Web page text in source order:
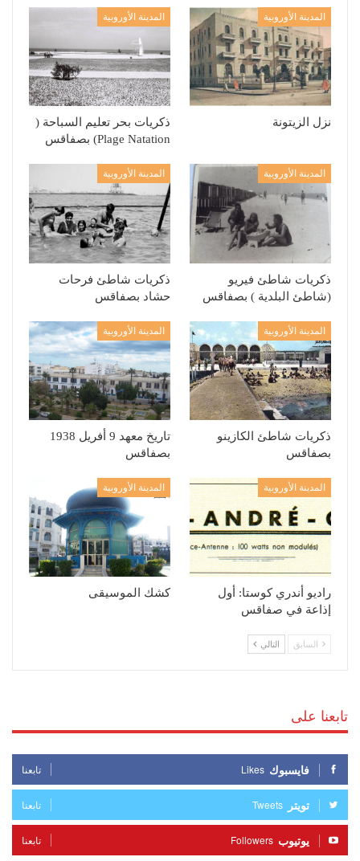
المدينة الأوروبية
نزل الزيتونة
المدينة الأوروبية
ذكريات بحر تعليم السباحة (
Plage Natation) بصفاقس
المدينة الأوروبية
ذكريات شاطئ فيريو
(شاطئ البلدية ) بصفاقس
المدينة الأوروبية
ذكريات شاطئ فرحات
حشاد بصفاقس
المدينة الأوروبية
ذكريات شاطئ الكازينو
بصفاقس
المدينة الأوروبية
تاريخ معهد 9 أفريل 1938
بصفاقس
المدينة الأوروبية
راديو أندري كوستا: أول
إذاعة في صفاقس
المدينة الأوروبية
كشك الموسيقى
السابق التالي
تابعنا على
فايسبوك Likes تابعنا
تويتر Tweets تابعنا
يوتيوب Followers تابعنا